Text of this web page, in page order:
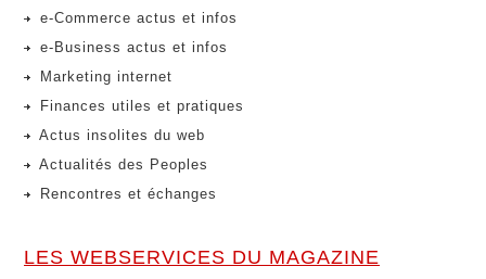
e-Commerce actus et infos
e-Business actus et infos
Marketing internet
Finances utiles et pratiques
Actus insolites du web
Actualités des Peoples
Rencontres et échanges
LES WEBSERVICES DU MAGAZINE